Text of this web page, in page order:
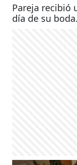
Pareja recibió
día de su boda.